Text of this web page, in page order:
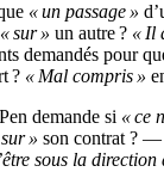
« un passage »
« sur » un autre ? « Il
demandés pour
? « Mal compris »
demande si « ce
» son contrat ? —
sous la